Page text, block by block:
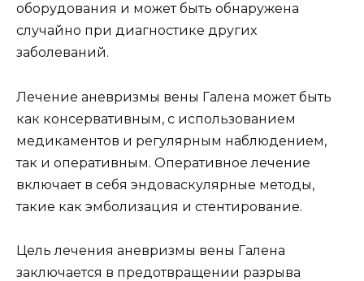
оборудования и может быть обнаружена
случайно при диагностике других
заболеваний.
Лечение аневризмы вены Галена может быть
как консервативным, с использованием
медикаментов и регулярным наблюдением,
так и оперативным. Оперативное лечение
включает в себя эндоваскулярные методы,
такие как эмболизация и стентирование.
Цель лечения аневризмы вены Галена
заключается в предотвращении разрыва